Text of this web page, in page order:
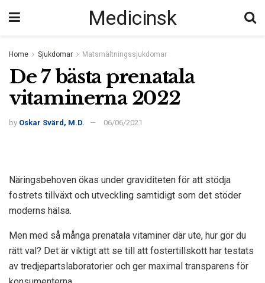
Medicinsk
Home Sjukdomar Matsmältningssjukdomar
De 7 bästa prenatala
vitaminerna 2022
by Oskar Svärd, M.D. 06/06/2021
Näringsbehoven ökas under graviditeten för att stödja
fostrets tillväxt och utveckling samtidigt som det stöder
moderns hälsa.
Men med så många prenatala vitaminer där ute, hur gör du
rätt val? Det är viktigt att se till att fostertillskott har testats
av tredjepartslaboratorier och ger maximal transparens för